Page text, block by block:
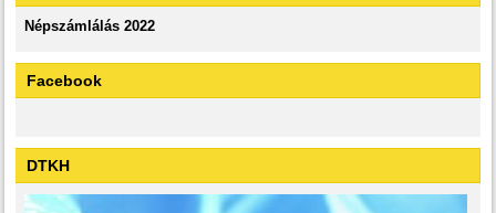
Népszámlálás 2022
Facebook
DTKH